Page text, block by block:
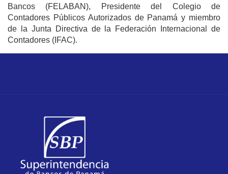
Bancos (FELABAN), Presidente del Colegio de
Contadores Públicos Autorizados de Panamá y miembro
de la Junta Directiva de la Federación Internacional de
Contadores (IFAC).